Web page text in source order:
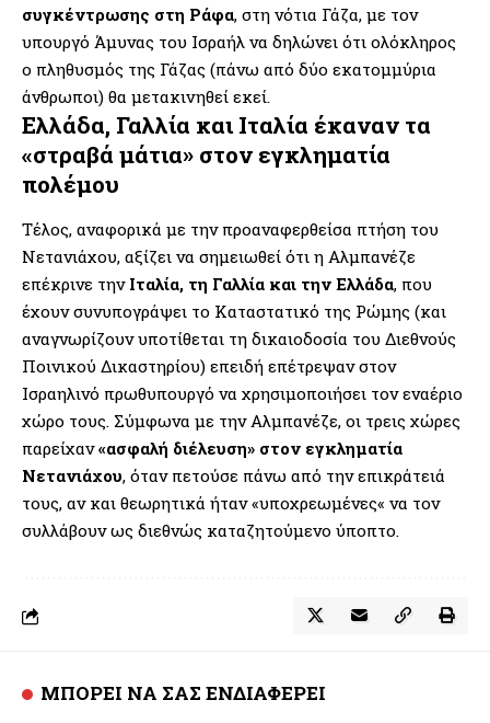
συγκέντρωσης στη Ράφα, στη νότια Γάζα, με τον
υπουργό Άμυνας του Ισραήλ να δηλώνει ότι ολόκληρος
ο πληθυσμός της Γάζας (πάνω από δύο εκατομμύρια
άνθρωποι) θα μετακινηθεί εκεί.
Ελλάδα, Γαλλία και Ιταλία έκαναν τα
«στραβά μάτια» στον εγκληματία
πολέμου
Τέλος, αναφορικά με την προαναφερθείσα πτήση του
Νετανιάχου, αξίζει να σημειωθεί ότι η Αλμπανέζε
επέκρινε την Ιταλία, τη Γαλλία και την Ελλάδα, που
έχουν συνυπογράψει το Καταστατικό της Ρώμης (και
αναγνωρίζουν υποτίθεται τη δικαιοδοσία του Διεθνούς
Ποινικού Δικαστηρίου) επειδή επέτρεψαν στον
Ισραηλινό πρωθυπουργό να χρησιμοποιήσει τον εναέριο
χώρο τους. Σύμφωνα με την Αλμπανέζε, οι τρεις χώρες
παρείχαν«ασφαλή διέλευση» στον εγκληματία
Νετανιάχου, όταν πετούσε πάνω από την επικράτειά
τους, αν και θεωρητικά ήταν «υποχρεωμένες« να τον
συλλάβουν ως διεθνώς καταζητούμενο ύποπτο.
ΜΠΟΡΕΙ ΝΑ ΣΑΣ ΕΝΔΙΑΦΕΡΕΙ